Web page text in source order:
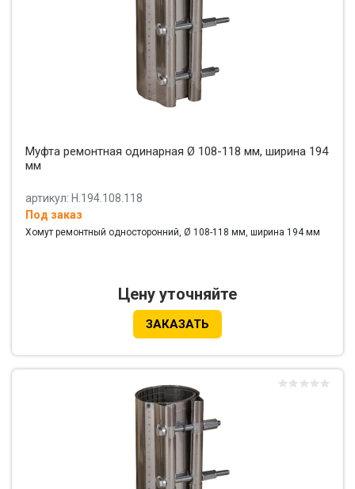
Муфта ремонтная одинарная Ø 108-118 мм, ширина 194
мм
артикул: Н.194.108.118
Под заказ
Хомут ремонтный односторонний, Ø 108-118 мм, ширина 194 мм
Цену уточняйте
ЗАКАЗАТЬ